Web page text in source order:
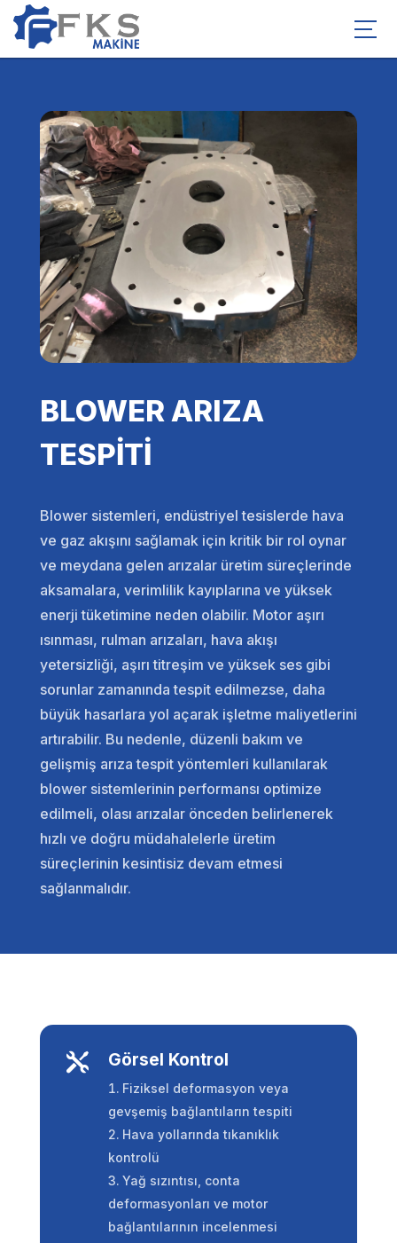
BLOWER ARIZA
TESPİTİ
Blower sistemleri, endüstriyel tesislerde hava
ve gaz akışını sağlamak için kritik bir rol oynar
ve meydana gelen arızalar üretim süreçlerinde
aksamalara, verimlilik kayıplarına ve yüksek
enerji tüketimine neden olabilir. Motor aşırı
ısınması, rulman arızaları, hava akışı
yetersizliği, aşırı titreşim ve yüksek ses gibi
sorunlar zamanında tespit edilmezse, daha
büyük hasarlara yol açarak işletme maliyetlerini
artırabilir. Bu nedenle, düzenli bakım ve
gelişmiş arıza tespit yöntemleri kullanılarak
blower sistemlerinin performansı optimize
edilmeli, olası arızalar önceden belirlenerek
hızlı ve doğru müdahalelerle üretim
süreçlerinin kesintisiz devam etmesi
sağlanmalıdır.
 Görsel Kontrol
Fiziksel deformasyon veya
gevşemiş bağlantıların tespiti
Hava yollarında tıkanıklık
kontrolü
Yağ sızıntısı, conta
deformasyonları ve motor
bağlantılarının incelenmesi